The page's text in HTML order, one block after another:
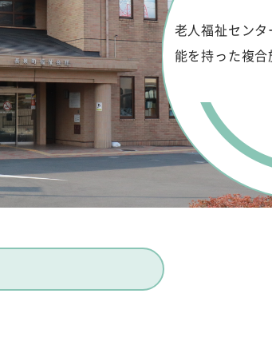
老人福祉セン
能を持った複合